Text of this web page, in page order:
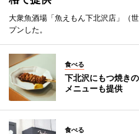
大衆魚酒場「魚えもん下北沢店」（
プンした。
食べる
下北沢にもつ焼き
メニューも提供
食べる